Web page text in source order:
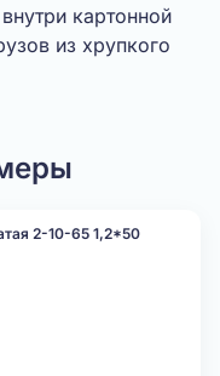
картонной
из хрупкого
2-10-65 1,2*50